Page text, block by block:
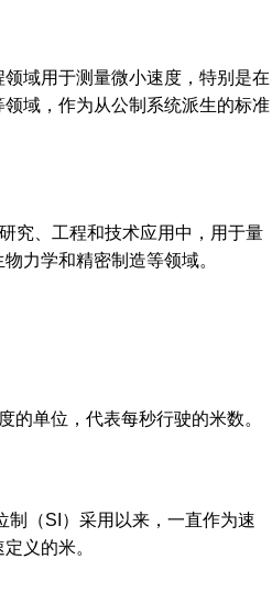
域用于测量微小速度，特别是在
域，作为从公制系统派生的标准
究、工程和技术应用中，用于量
力学和精密制造等领域。
的单位，代表每秒行驶的米数。
制（SI）采用以来，一直作为速
义的米。